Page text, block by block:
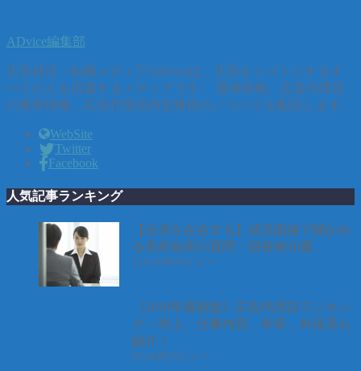
ADvice編集部
広告就活・転職メディアADviceは、広告をシゴトにするす
べての人を応援するメディアです。 選考情報、広告代理店
の業界情報、広告代理店内定獲得のノウハウを配信します。
WebSite
Twitter
Facebook
人気記事ランキング
【合否を左右する】就活面接で聞かれ
る長所短所の質問・回答例30選
114.1k件のビュー
《2018年最新版》広告代理店ランキン
グ – 売上、仕事内容、年収、外資系も
紹介！
92.2k件のビュー